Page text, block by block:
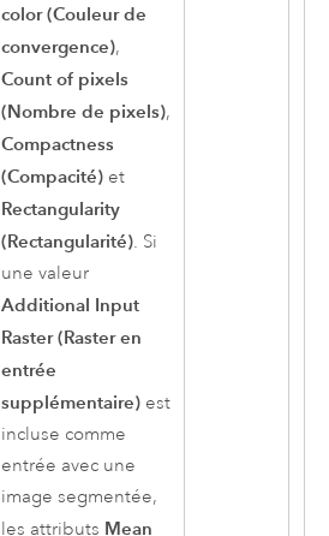
color (Couleur de
convergence),
Count of pixels
(Nombre de pixels),
Compactness
(Compacité)et
Rectangularity
(Rectangularité). Si
une valeur
Additional Input
Raster (Raster en
entrée
supplémentaire)est
incluse comme
entrée avec une
image segmentée,
les attributs Mean